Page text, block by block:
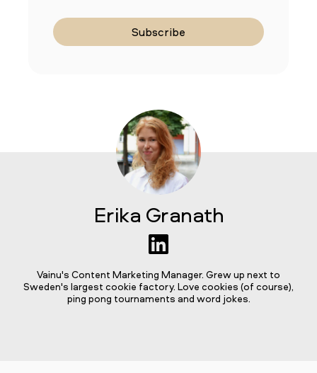
Erika Granath
Vainu's Content Marketing Manager. Grew up next to
Sweden's largest cookie factory. Love cookies (of course),
ping pong tournaments and word jokes.